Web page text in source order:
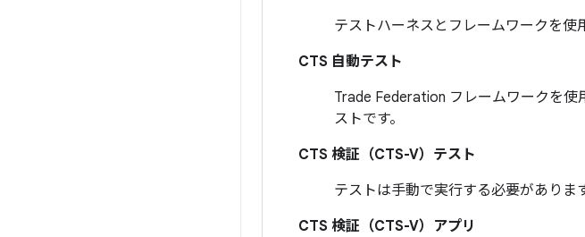
テストハーネスとフレームワークを使
CTS 自動テスト
Trade Federation フレームワークを
ストです。
CTS 検証（CTS-V）テスト
テストは手動で実行する必要があります
CTS 検証（CTS-V）アプリ